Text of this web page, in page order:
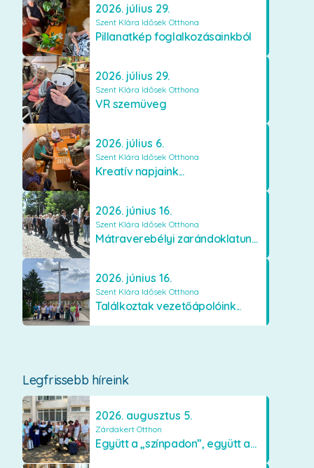
2026. július 29.
Szent Klára Idősek Otthona
Pillanatkép foglalkozásainkból
2026. július 29.
Szent Klára Idősek Otthona
VR szemüveg
2026. július 6.
Szent Klára Idősek Otthona
Kreatív napjaink...
2026. június 16.
Szent Klára Idősek Otthona
Mátraverebélyi zarándoklatunk...
2026. június 16.
Szent Klára Idősek Otthona
Találkoztak vezetőápolóink...
Legfrissebb híreink
2026. augusztus 5.
Zárdakert Otthon
Együtt a „színpadon”, együtt az élményekért 🎭✨